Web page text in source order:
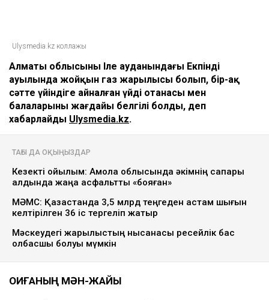
Ulysmedia.kz коллажы
Алматы облысының Іле ауданындағы Екпінді
ауылында жойқын газ жарылысы болып, бір-ақ
сәтте үйіндіге айналған үйдің отанасы мен
балаларының жағдайы белгілі болды, деп
хабарлайды Ulysmedia.kz.
ТАҒЫ ДА ОҚЫҢЫЗДАР
Кезекті қойылым: Ақмола облысында әкімнің сапары
алдында жаңа асфальтты «бояған»
МӘМС: Қазақстанда 3,5 млрд теңгеден астам шығын
келтірілген 36 іс тергеліп жатыр
Мәскеудегі жарылыстың нысанасы ресейлік бас
қолбасшы болуы мүмкін
ОҚИҒАНЫҢ МӘН-ЖАЙЫ